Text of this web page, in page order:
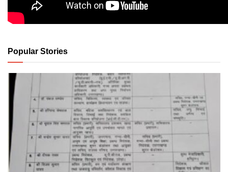
Popular Stories